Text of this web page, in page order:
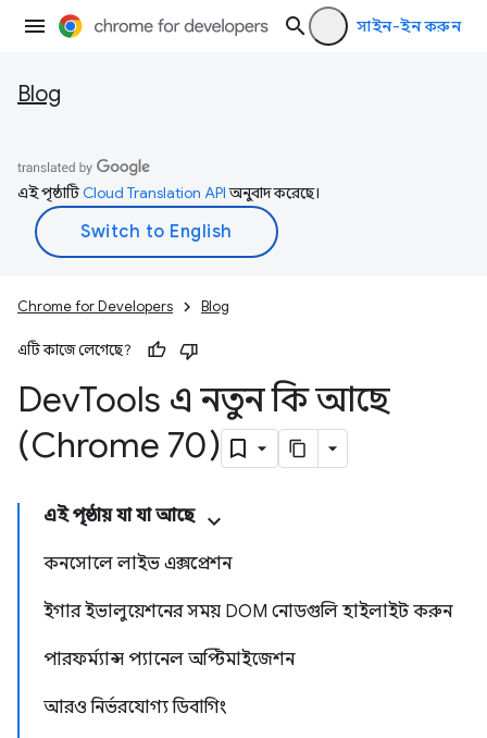
সাইন-ইন করুন
Blog
এই পৃষ্ঠাটিCloud Translation APIঅনুবাদ করেছে।
Chrome for Developers Blog
এটি কাজে লেগেছে?
DevTools এ নতুন কি আছে
(Chrome 70)
এই পৃষ্ঠায় যা যা আছে
কনসোলে লাইভ এক্সপ্রেশন
ইগার ইভালুয়েশনের সময় DOM নোডগুলি হাইলাইট করুন
পারফর্ম্যান্স প্যানেল অপ্টিমাইজেশন
আরও নির্ভরযোগ্য ডিবাগিং